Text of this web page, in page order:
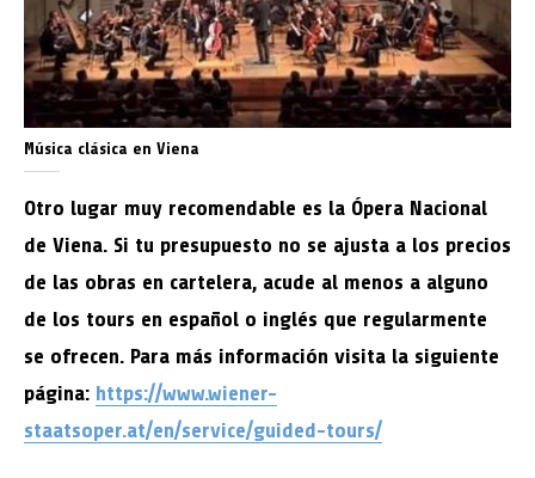
Música clásica en Viena
Otro lugar muy recomendable es la Ópera Nacional
de Viena. Si tu presupuesto no se ajusta a los precios
de las obras en cartelera, acude al menos a alguno
de los tours en español o inglés que regularmente
se ofrecen. Para más información visita la siguiente
página: https://www.wiener-
staatsoper.at/en/service/guided-tours/